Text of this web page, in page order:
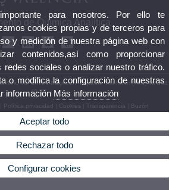
de Química Analítica
19. 46100 Burjassot. España. Teléfono: (+34) 96 354
40 37
Política privacidad Cookies Transparencia
Buzón
Departamento
para nosotros. Por ello te
cookies propias y de terceros para
y medición de nuestra página web con
contenidos,así como proporcionar
redes sociales o analizar nuestro tráfico.
o modifica la configuración de nuestras
información Más información
Aceptar todo
Rechazar todo
Configurar cookies